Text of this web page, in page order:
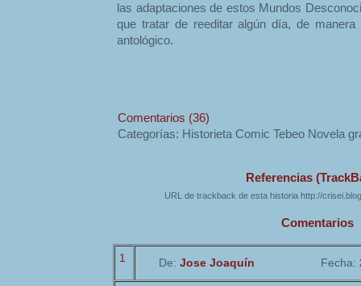
las adaptaciones de estos Mundos
que tratar de reeditar algún día, de
antológico.
Comentarios (36)
Categorías: Historieta Comic Tebeo Novela
Referencias
URL de trackback de esta historia http://
Comentarios
1 De: Jose Joaquín Fecha: